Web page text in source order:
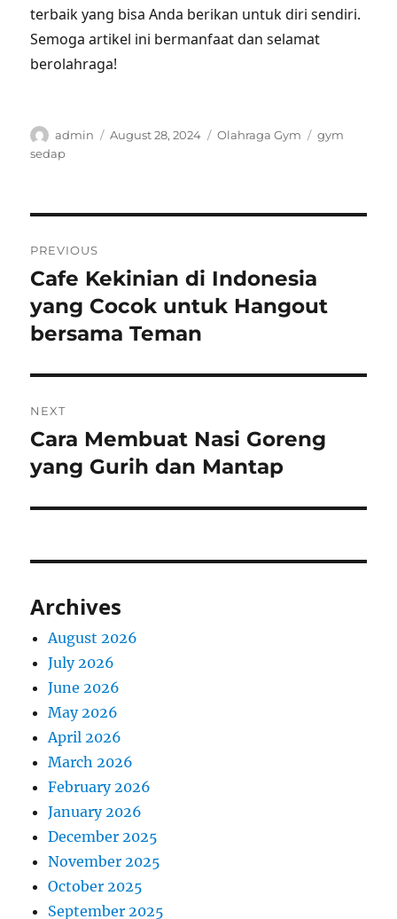
terbaik yang bisa Anda berikan untuk diri sendiri.
Semoga artikel ini bermanfaat dan selamat
berolahraga!
Author
admin
Posted
August 28, 2024 Categories
Olahraga Gym Tags
gym
sedap
navigation
PREVIOUS
Previous
post:
Cafe Kekinian di Indonesia
yang Cocok untuk Hangout
bersama Teman
NEXT
Next
post:
Cara Membuat Nasi Goreng
yang Gurih dan Mantap
Archives
August 2026
July 2026
June 2026
May 2026
April 2026
March 2026
February 2026
January 2026
December 2025
November 2025
October 2025
September 2025